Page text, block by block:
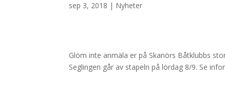
sep 3, 2018 | Nyheter
Glöm inte anmäla er på Skanörs Båtklubbs
Seglingen går av stapeln på lördag 8/9. Se